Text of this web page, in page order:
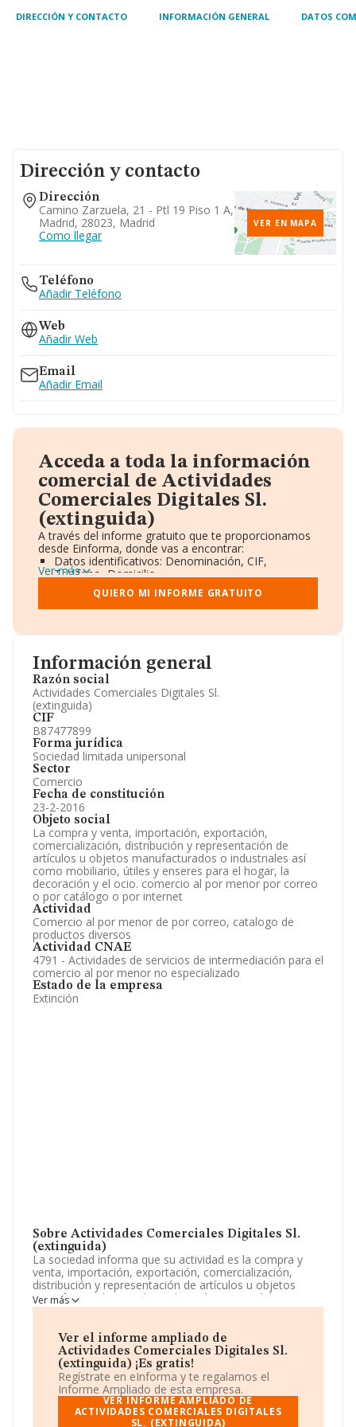
DIRECCIÓN Y CONTACTO INFORMACIÓN GENERAL DATOS
Información general
Razón social
Actividades Comerciales Digitales Sl.
(extinguida)
CIF
B87477899
Forma jurídica
Sociedad limitada unipersonal
Sector
Comercio
Fecha de constitución
23-2-2016
Objeto social
La compra y venta, importación, exportación,
comercialización, distribución y representación de
artículos u objetos manufacturados o industriales así
como mobiliario, útiles y enseres para el hogar, la
decoración y el ocio. comercio al por menor por correo
o por catálogo o por internet
Actividad
Comercio al por menor de por correo, catalogo de
productos diversos
Actividad CNAE
4791 - Actividades de servicios de intermediación para el
comercio al por menor no especializado
Estado de la empresa
Extinción
Sobre Actividades Comerciales Digitales Sl.
(extinguida)
La sociedad informa que su actividad es la compra y
venta, importación, exportación, comercialización,
distribución y representación de artículos u objetos
manufacturados o industriales así como mobiliario,
útiles y enseres para el hogar, la decoración y el ocio.
internet. La empresa es una Sociedad Limitada. Su
actividad CNAE es 'Comercio al por menor por
correspondencia o internet' con código 4791. La
empresa no tiene actividad en mercados exteriores.
La sociedadActividades Comerciales Digitales S.L.
(extinguida), NIF B87477899, se encuentra en Camino
Ver más
Ver el informe ampliado de
Actividades Comerciales Digitales Sl.
(extinguida) ¡Es gratis!
Regístrate en eInforma y te regalamos el
Informe Ampliado de esta empresa.
VER INFORME AMPLIADO DE
ACTIVIDADES COMERCIALES DIGITALES
SL. (EXTINGUIDA)
Dirección y contacto
Dirección
Camino Zarzuela, 21 - Ptl 19 Piso 1 A,
Madrid, 28023, Madrid
Como llegar
VER EN MAPA
Teléfono
Añadir Teléfono
Web
Añadir Web
Email
Añadir Email
Acceda a toda la información
comercial de Actividades
Comerciales Digitales Sl.
(extinguida)
A través del informe gratuito que te proporcionamos
desde Einforma, donde vas a encontrar:
Datos identificativos: Denominación, CIF,
Teléfono, Domicilio.
Informe Mercantil Completo (BORME).
Gráficos de Evolución Ventas y Empleados.
Consejo de Administración y Administradores.
Accionistas.
Artículos de prensa publicados sobre la empresa.
Información oficial y registral complementaria.
Ver más
QUIERO MI INFORME GRATUITO